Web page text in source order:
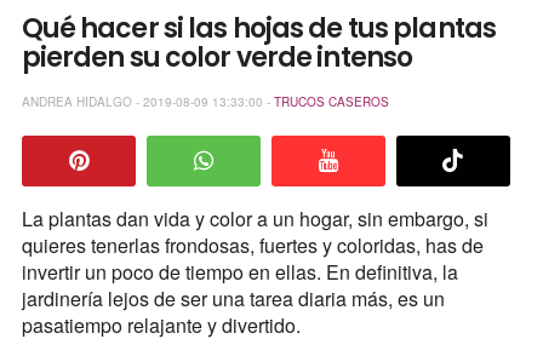
Qué hacer si las hojas de tus plantas
pierden su color verde intenso
ANDREA HIDALGO - 2019-08-09 13:33:00 - TRUCOS CASEROS
La plantas dan vida y color a un hogar, sin embargo, si
quieres tenerlas frondosas, fuertes y coloridas, has de
invertir un poco de tiempo en ellas. En definitiva, la
jardinería lejos de ser una tarea diaria más, es un
pasatiempo relajante y divertido.